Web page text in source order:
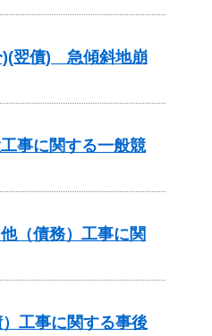
)(翌債) 急傾斜地崩
事に関する一般競
（債務）工事に関
工事に関する事後